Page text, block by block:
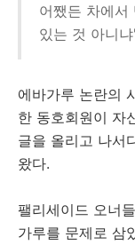
어쨌든 차에서
있는 것 아니
에바가루 논란의
한 동호회원이 자
글을 올리고 나서
왔다.
팰리세이드 오너
가루를 문제로 삼